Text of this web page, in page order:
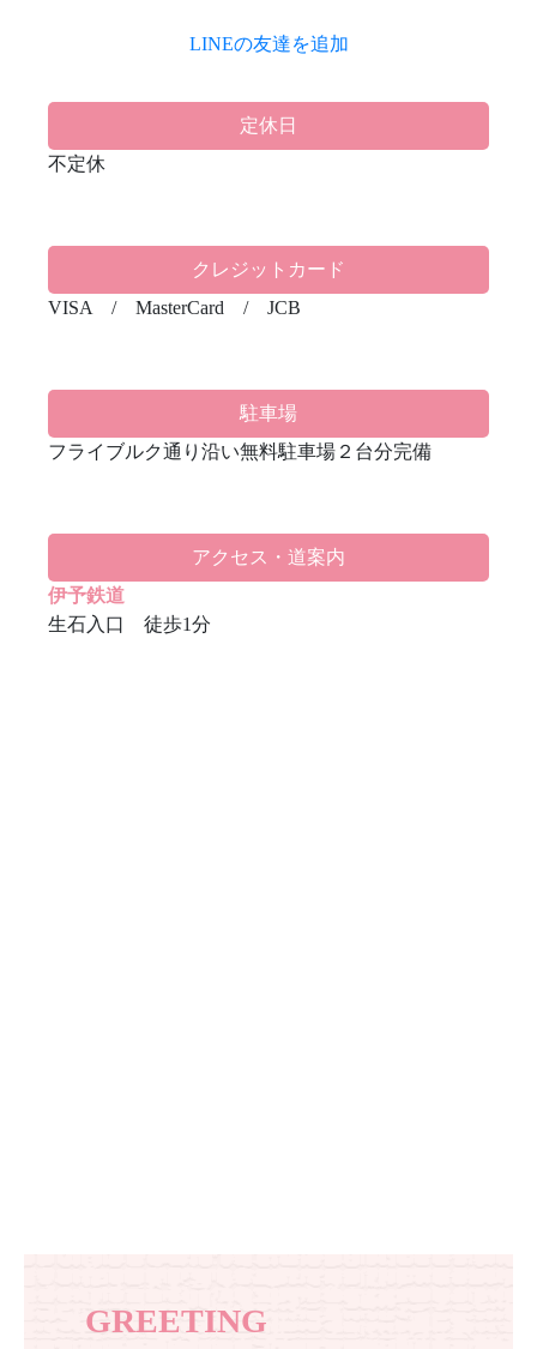
LINEの友達を追加
定休日
不定休
クレジットカード
VISA / MasterCard / JCB
駐車場
フライブルク通り沿い無料駐車場２台分完備
アクセス・道案内
伊予鉄道
生石入口 徒歩1分
GREETING